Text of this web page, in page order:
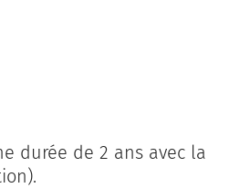
durée de 2 ans avec la